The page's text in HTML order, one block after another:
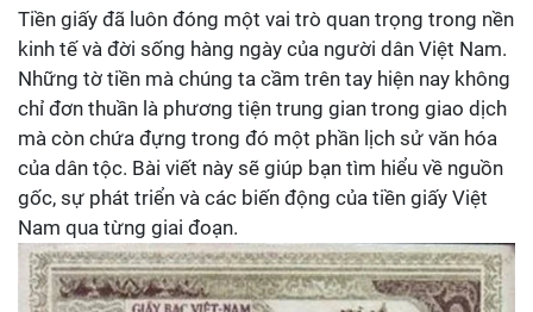
Tiền giấy đã luôn đóng một vai trò quan trọng trong nền
kinh tế và đời sống hàng ngày của người dân Việt Nam.
Những tờ tiền mà chúng ta cầm trên tay hiện nay không
chỉ đơn thuần là phương tiện trung gian trong giao dịch
mà còn chứa đựng trong đó một phần lịch sử văn hóa
của dân tộc. Bài viết này sẽ giúp bạn tìm hiểu về nguồn
gốc, sự phát triển và các biến động của tiền giấy Việt
Nam qua từng giai đoạn.